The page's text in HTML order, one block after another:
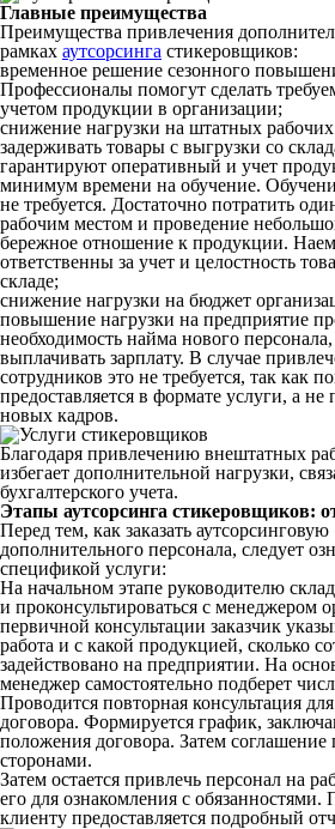
Главные преимущества
Преимущества привлечения
рамках аутсорсинга стикеровщиков:
временное решение сезонного
Профессионалы помогут сделать
учетом продукции в организации;
снижение нагрузки на штатных
задерживать товары с выгрузки со
гарантируют оперативный и учет
минимум времени на обучение.
не требуется. Достаточно потратить
рабочим местом и проведение
бережное отношение к продукции.
ответственны за учет и целостность
складе;
снижение нагрузки на бюджет
повышение нагрузки на предприятие
необходимость найма нового
выплачивать зарплату. В случае
сотрудников это не требуется, так как
предоставляется в формате услуги, а
новых кадров.
Благодаря привлечению внештатных
избегает дополнительной нагрузки,
бухгалтерского учета.
Этапы аутсорсинга стикеровщиков:
Перед тем, как заказать
дополнительного персонала, следует
спецификой услуги:
На начальном этапе руководителю
и проконсультироваться с менеджером
первичной консультации заказчик
работа и с какой продукцией, сколько
задействовано на предприятии. На
менеджер самостоятельно подберет
Проводится повторная консультация
договора. Формируется график,
положения договора. Затем соглашение
сторонами.
Затем остается привлечь персонал на
его для ознакомления с обязанностями.
клиенту предоставляется подробный